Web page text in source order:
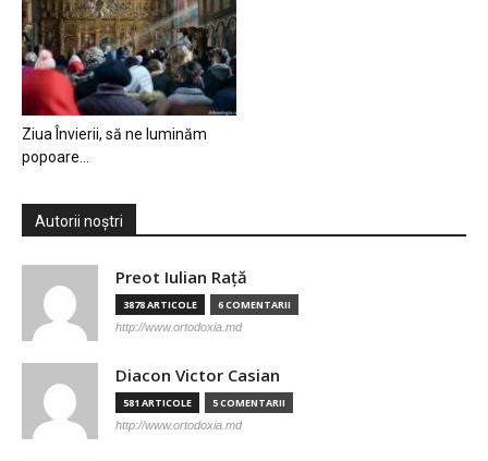
Ziua Învierii, să ne luminăm
popoare…
Autorii noștri
Preot Iulian Raţă
3878 ARTICOLE 6 COMENTARII
http://www.ortodoxia.md
Diacon Victor Casian
581 ARTICOLE 5 COMENTARII
http://www.ortodoxia.md